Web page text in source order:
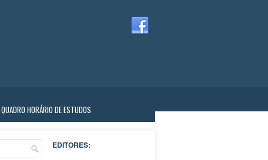
QUADRO HORÁRIO DE ESTUDOS
EDITORES: